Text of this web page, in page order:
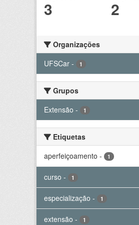
3 2
Organizações
UFSCar - 1
Grupos
Extensão - 1
Etiquetas
aperfeiçoamento - 1
curso - 1
especialização - 1
extensão - 1